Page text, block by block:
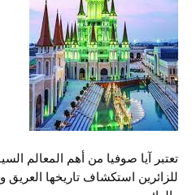
تعتبر آيا صوفيا من أهم المعالم
للزائرين استكشاف تاريخها العريق